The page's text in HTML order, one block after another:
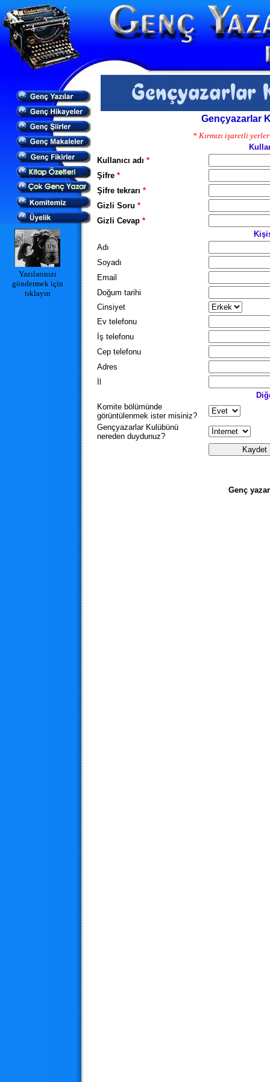
Yazılarınızı
göndermek için
tıklayın
Gençyazarlar
* Kırmızı işaretli
Kullanıcı adı *
Şifre *
Şifre tekrarı *
Gizli Soru *
Gizli Cevap *
Adı
Soyadı
Email
Doğum tarihi
Cinsiyet
Ev telefonu
İş telefonu
Cep telefonu
Adres
Komite bölümünde
görüntülenmek ister misiniz?
Gençyazarlar Kulübünü
nereden duydunuz?
Genç